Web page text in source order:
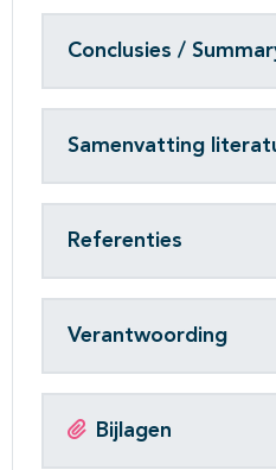
Conclusies /
Samenvatting
Referenties
Verantwoording
Bijlagen